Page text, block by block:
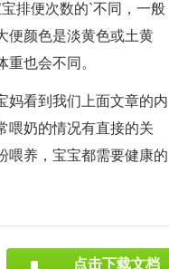
排便次数的`不同，一般
便颜色是淡黄色或土黄
也会不同。
妈看到我们上面文章的内
喂奶的情况有直接的关
喂养，宝宝都需要健康的
点击下载文档